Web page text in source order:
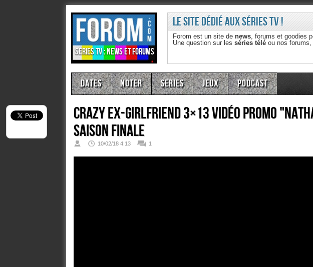
Séries TV : news et forums
Le site dédié aux séries TV !
Forom est un site de news, forums et goodies
Une question sur les séries téléou nos forums,
Dates Noter Series Jeux Podcast
Crazy Ex-Girlfriend 3×13 Vidéo promo
Saison Finale
10/02/18 4:13 1